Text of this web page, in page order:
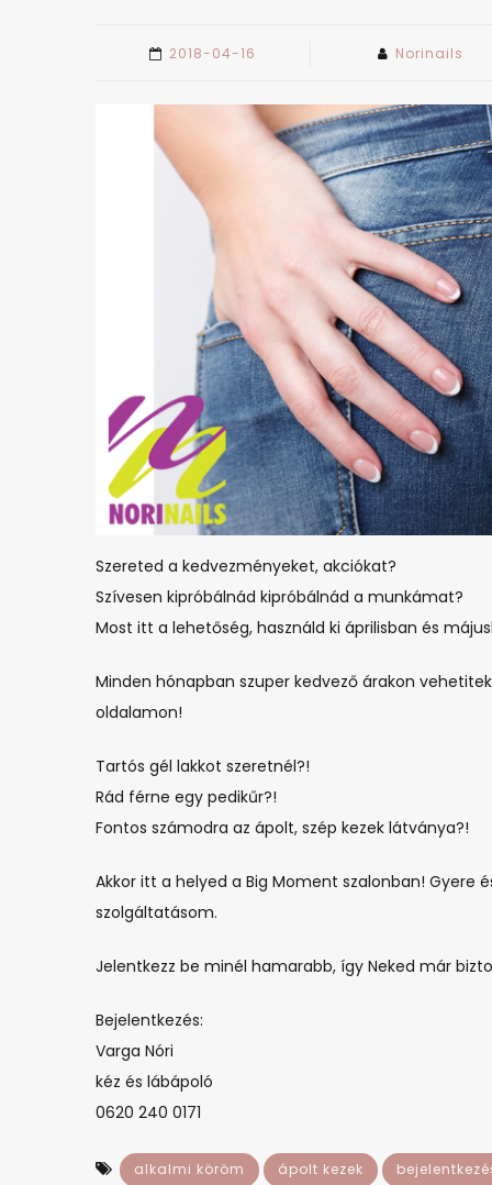
2018-04-16 Norinails
Szereted a kedvezményeket, akciókat?
Szívesen kipróbálnád kipróbálnád a munkámat?
Most itt a lehetőség, használd ki áprilisban és
Minden hónapban szuper kedvező árakon
oldalamon!
Tartós gél lakkot szeretnél?!
Rád férne egy pedikűr?!
Fontos számodra az ápolt, szép kezek látványa?!
Akkor itt a helyed a Big Moment szalonban! Gyere
szolgáltatásom.
Jelentkezz be minél hamarabb, így Neked már
Bejelentkezés:
Varga Nóri
kéz és lábápoló
0620 240 0171
alkalmi köröm ápolt kezek